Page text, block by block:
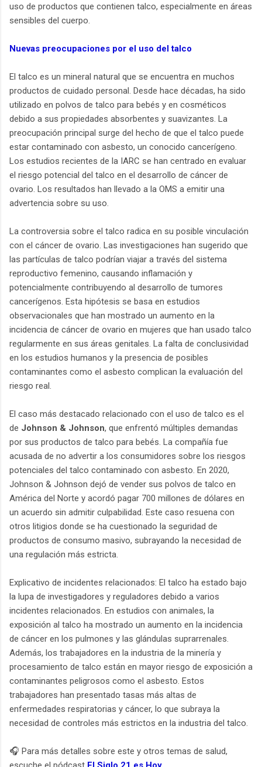
uso de productos que contienen talco, especialmente en áreas
sensibles del cuerpo.
Nuevas preocupaciones por el uso del talco
El talco es un mineral natural que se encuentra en muchos
productos de cuidado personal. Desde hace décadas, ha sido
utilizado en polvos de talco para bebés y en cosméticos
debido a sus propiedades absorbentes y suavizantes. La
preocupación principal surge del hecho de que el talco puede
estar contaminado con asbesto, un conocido cancerígeno.
Los estudios recientes de la IARC se han centrado en evaluar
el riesgo potencial del talco en el desarrollo de cáncer de
ovario. Los resultados han llevado a la OMS a emitir una
advertencia sobre su uso.
La controversia sobre el talco radica en su posible vinculación
con el cáncer de ovario. Las investigaciones han sugerido que
las partículas de talco podrían viajar a través del sistema
reproductivo femenino, causando inflamación y
potencialmente contribuyendo al desarrollo de tumores
cancerígenos. Esta hipótesis se basa en estudios
observacionales que han mostrado un aumento en la
incidencia de cáncer de ovario en mujeres que han usado talco
regularmente en sus áreas genitales. La falta de conclusividad
en los estudios humanos y la presencia de posibles
contaminantes como el asbesto complican la evaluación del
riesgo real.
El caso más destacado relacionado con el uso de talco es el
de Johnson & Johnson, que enfrentó múltiples demandas
por sus productos de talco para bebés. La compañía fue
acusada de no advertir a los consumidores sobre los riesgos
potenciales del talco contaminado con asbesto. En 2020,
Johnson & Johnson dejó de vender sus polvos de talco en
América del Norte y acordó pagar 700 millones de dólares en
un acuerdo sin admitir culpabilidad. Este caso resuena con
otros litigios donde se ha cuestionado la seguridad de
productos de consumo masivo, subrayando la necesidad de
una regulación más estricta.
Explicativo de incidentes relacionados: El talco ha estado bajo
la lupa de investigadores y reguladores debido a varios
incidentes relacionados. En estudios con animales, la
exposición al talco ha mostrado un aumento en la incidencia
de cáncer en los pulmones y las glándulas suprarrenales.
Además, los trabajadores en la industria de la minería y
procesamiento de talco están en mayor riesgo de exposición a
contaminantes peligrosos como el asbesto. Estos
trabajadores han presentado tasas más altas de
enfermedades respiratorias y cáncer, lo que subraya la
necesidad de controles más estrictos en la industria del talco.
🎧 Para más detalles sobre este y otros temas de salud,